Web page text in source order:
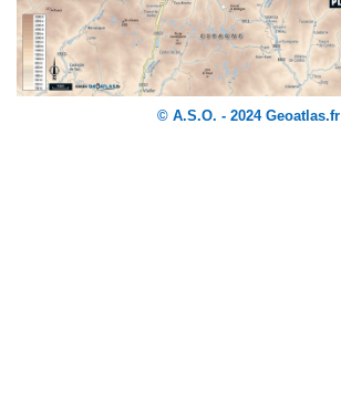
© A.S.O. - 2024 Geoatlas.fr